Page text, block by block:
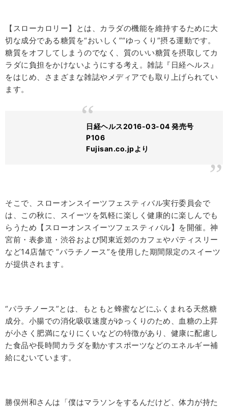
【スローカロリー】とは、カラダの機能を維持するために大
切な成分である糖質を“おいしく”“ゆっくり”摂る運動です。
糖質をオフしてしまうのでなく、質のいい糖質を摂取してカ
ラダに負担をかけないようにする考え。雑誌『日経ヘルス』
をはじめ、さまざまな雑誌やメディアでも取り上げられてい
ます。
日経ヘルス2016-03-04 発売号
P106
Fujisan.co.jpより
そこで、スローオンスイーツフェスティバル実行委員会で
は、この秋に、スイーツを気軽に楽しく健康的に楽しんでも
らうため【スローオンスイーツフェスティバル】を開催。神
宮前・表参道・渋谷および関東近郊のカフェやパティスリー
など14店舗で “パラチノース”を使用した期間限定のスイーツ
が提供されます。
“パラチノース”とは、もともと蜂蜜などにふくまれる天然糖
成分。小腸での消化吸収速度がゆっくりのため、血糖の上昇
が小さく肥満になりにくいなどの特徴があり、健康に配慮し
た食品や長時間カラダを動かすスポーツなどのエネルギー補
給にむいています。
勝俣州和さんは「僕はマラソンをするんだけど、体力が持た